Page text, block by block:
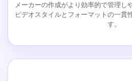
メーカーの作成がより効率的で管理し
ビデオスタイルとフォーマットの一貫
す。